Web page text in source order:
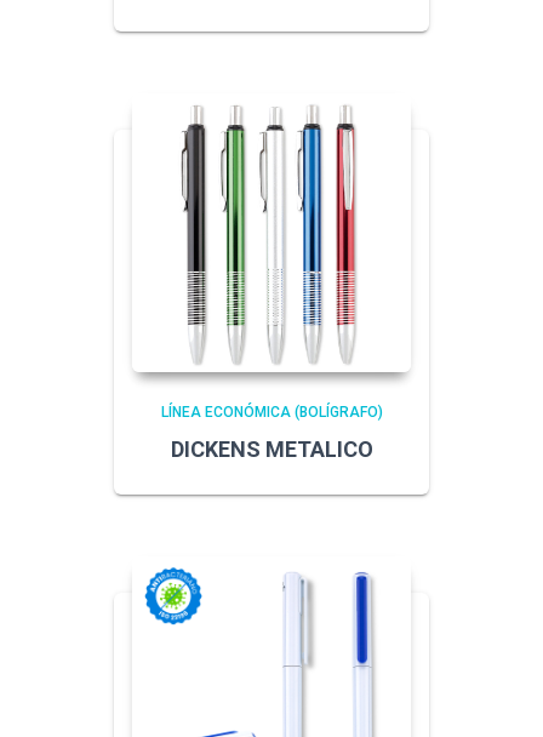
LÍNEA ECONÓMICA (BOLÍGRAFO)
DICKENS METALICO